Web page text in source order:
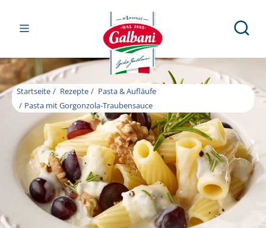
Startseite Rezepte
Pasta & Aufläufe
Pasta mit Gorgonzola-Traubensauce